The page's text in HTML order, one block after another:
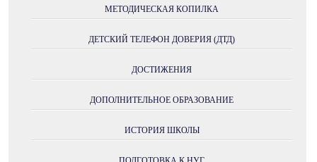
МЕТОДИЧЕСКАЯ КОПИЛКА
ДЕТСКИЙ ТЕЛЕФОН ДОВЕРИЯ (ДТД)
ДОСТИЖЕНИЯ
ДОПОЛНИТЕЛЬНОЕ ОБРАЗОВАНИЕ
ИСТОРИЯ ШКОЛЫ